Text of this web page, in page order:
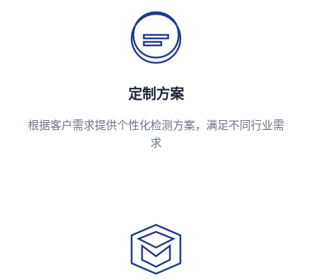
定制方案
根据客户需求提供个性化检测方案，满足不同行业需
求